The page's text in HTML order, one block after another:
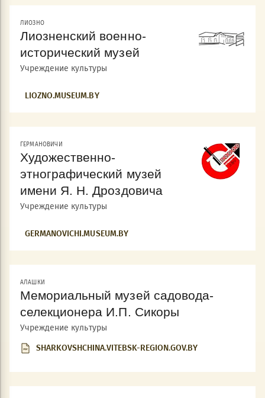
ЛИОЗНО
Лиозненский военно-
исторический музей
Учреждение культуры
LIOZNO.MUSEUM.BY
ГЕРМАНОВИЧИ
Художественно-
этнографический музей
имени Я. Н. Дроздовича
Учреждение культуры
GERMANOVICHI.MUSEUM.BY
АЛАШКИ
Мемориальный музей садовода-
селекционера И.П. Сикоры
Учреждение культуры
SHARKOVSHCHINA.VITEBSK-REGION.GOV.BY